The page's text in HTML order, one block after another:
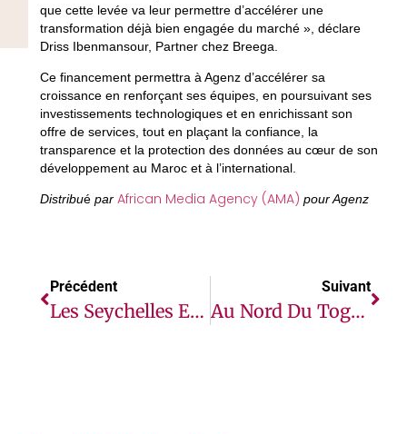
que cette levée va leur permettre d’accélérer une
transformation déjà bien engagée du marché », déclare
Driss Ibenmansour, Partner chez Breega
Ce financement permettra à Agenz d’accélérer sa
croissance en renforçant ses équipes, en poursuivant ses
investissements technologiques et en enrichissant son
offre de services, tout en plaçant la confiance, la
transparence et la protection des données au cœur de son
développement au Maroc et à l’international.
Distribuépar African Media Agency (AMA) pour Agenz
Précédent
Les Seychelles Et L’Érythrée Adoptent Le Premier Test Intégré VIH, Syphilis Et Hépatite B De 4th Génération Préqualifié Par L’OMS
Suivant
Au Nord Du Togo, Le PAM Et Le Gouvernement Se Mobilisent Pour Lutter Contre L’insécurité Alimentaire